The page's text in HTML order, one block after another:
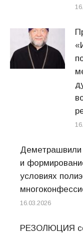
и
условиях
16.03.2026
РЕЗОЛЮЦИЯ